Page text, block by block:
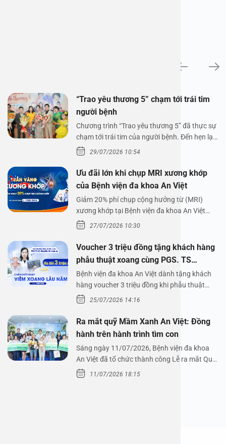
“Trao yêu thương 5” chạm tới trái tim
người bệnh
Chương trình “Trao yêu thương 5” đã thực sự
chạm tới trái tim của người bệnh. Đến hẹn lại
lên,…29/07/2026 10:54
Ưu đãi lớn khi chụp MRI xương khớp
của Bệnh viện đa khoa An Việt
Giảm 20% phí chụp cộng hưởng từ (MRI)
xương khớp tại Bệnh viện đa khoa An Việt
Bệnh viện đa…
27/07/2026 10:30
Voucher 3 triệu đồng tặng khách hàng
phẫu thuật xoang cùng PGS. TS
Nguyễn Thị Hoài An
Bệnh viện đa khoa An Việt dành tặng khách
hàng voucher 3 triệu đồng khi phẫu thuật
xoang cùng PGS.…
25/07/2026 14:16
Ra mắt quỹ Mầm Xanh An Việt: Đồng
hành trên hành trình tìm con
Sáng ngày 11/07/2026, Bệnh viện đa khoa
An Việt đã tổ chức thành công Lễ ra mắt Quỹ
Mầm Xanh…
11/07/2026 18:15